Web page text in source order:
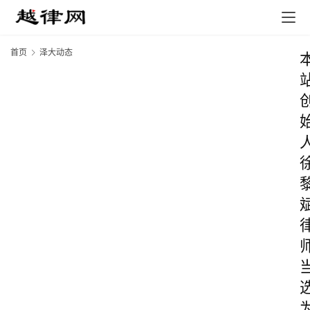
首页 泽大动态